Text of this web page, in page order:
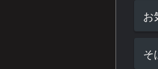
お
そ